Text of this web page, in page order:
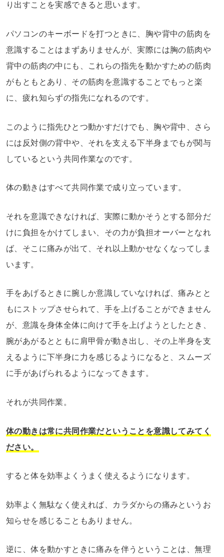
り出すことを実感できると思います。
パソコンのキーボードを打つときに、胸や背中の筋肉を
意識することはまずありませんが、実際には胸の筋肉や
背中の筋肉の中にも、これらの指先を動かすための筋肉
がもともとあり、その筋肉を意識することでもっと楽
に、疲れ知らずの指先になれるのです。
このように指先ひとつ動かすだけでも、胸や背中、さら
には反対側の背中や、それを支える下半身までもが関与
しているという共同作業なのです。
体の動きはすべて共同作業で成り立っています。
それを意識できなければ、実際に動かそうとする部分だ
けに負担をかけてしまい、その力が負担オーバーとなれ
ば、そこに痛みが出て、それ以上動かせなくなってしま
います。
手をあげるときに腕しか意識していなければ、痛みとと
もにストップさせられて、手を上げることができません
が、意識を身体全体に向けて手を上げようとしたとき、
腕があがるとともに肩甲骨が動き出し、その上半身を支
えるように下半身に力を感じるようになると、スムーズ
に手があげられるようになってきます。
それが共同作業。
体の動きは常に共同作業だということを意識してみてく
ださい。
すると体を効率よくうまく使えるようになります。
効率よく無駄なく使えれば、カラダからの痛みというお
知らせを感じることもありません。
逆に、体を動かすときに痛みを伴うということは、無理